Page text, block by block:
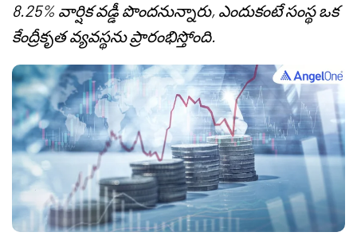
8.25% వార్షిక వడ్డీ పొందనున్నారు, ఎందుకంటే సంస్థ ఒక
కేంద్రీకృత వ్యవస్థను ప్రారంభిస్తోంది.